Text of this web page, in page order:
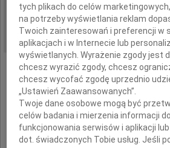
REGION: Poznań
DATA EMISJI: 03.09.2020
tych plikach do celów
na potrzeby wyświetlania reklam
Twoich zainteresowań i preferencji w
aplikacjach i w Internecie lub
wyświetlanych. Wyrażenie zgody jest
chcesz wyrazić zgody, chcesz
chcesz wycofać zgodę uprzednio
„Ustawień Zaawansowanych”.
Twoje dane osobowe mogą być
celów badania i mierzenia informacji
funkcjonowania serwisów i aplikacji
dot. świadczonych Tobie usług. Jeśli